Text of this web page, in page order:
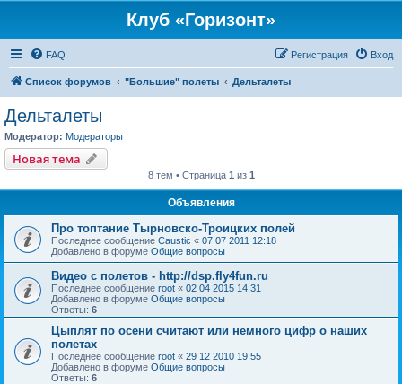
Клуб «Горизонт»
FAQ Вход
Регистрация
Список форумов "Большие" полеты Дельталеты
Дельталеты
Модератор: Модераторы
Новая тема
8 тем • Страница 1 из 1
Объявления
Про топтание Тырновско-Троицких полей
Последнее сообщение Caustic « 07 07 2011 12:18
Добавлено в форуме Общие вопросы
Видео с полетов - http://dsp.fly4fun.ru
Последнее сообщение root « 02 04 2015 14:31
Добавлено в форуме Общие вопросы
Ответы: 6
Цыплят по осени считают или немного цифр о наших
полетах
Последнее сообщение root « 29 12 2010 19:55
Добавлено в форуме Общие вопросы
Ответы: 6